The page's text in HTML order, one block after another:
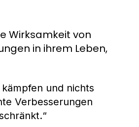
Wirksamkeit von
in ihrem Leben,
und nichts
Verbesserungen